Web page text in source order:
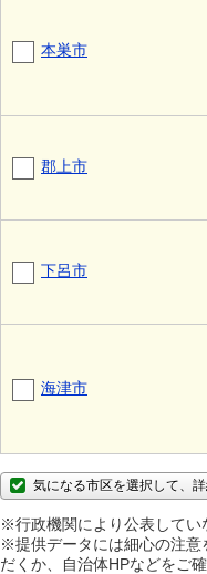
本巣市
郡上市
下呂市
海津市
気になる市区を選択して、
※行政機関により公表してい
※提供データには細心の注意
だくか、自治体HPなどをご確